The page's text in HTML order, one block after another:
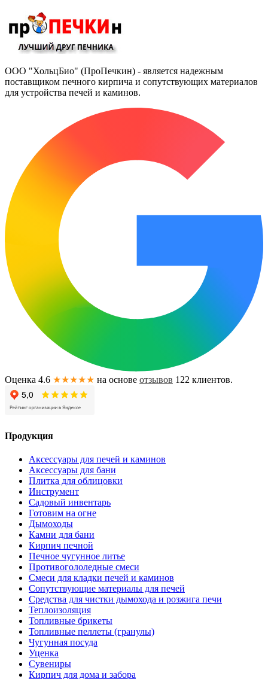
ООО "ХольцБио" (ПроПечкин) - является надежным
поставщиком печного кирпича и сопутствующих материалов
для устройства печей и каминов.
Оценка 4.6 ★★★★★ на основе отзывов 122 клиентов.
Продукция
Аксессуары для печей и каминов
Аксессуары для бани
Плитка для облицовки
Инструмент
Садовый инвентарь
Готовим на огне
Дымоходы
Камни для бани
Кирпич печной
Печное чугунное литье
Противогололедные смеси
Смеси для кладки печей и каминов
Сопутствующие материалы для печей
Средства для чистки дымохода и розжига печи
Теплоизоляция
Топливные брикеты
Топливные пеллеты (гранулы)
Чугунная посуда
Уценка
Сувениры
Кирпич для дома и забора